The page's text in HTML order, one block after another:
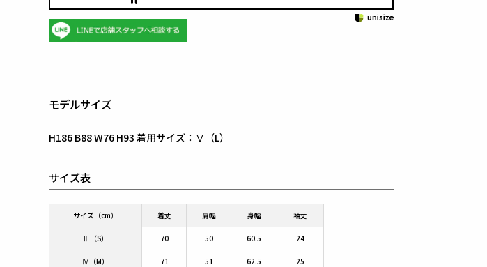
モデルサイズ
H186 B88 W76 H93 着用サイズ：Ⅴ（L）
サイズ表
サイズ（cm） 着丈 肩幅 身幅 袖丈
Ⅲ（S） 70 50 60.5 24
Ⅳ（M） 71 51 62.5 25